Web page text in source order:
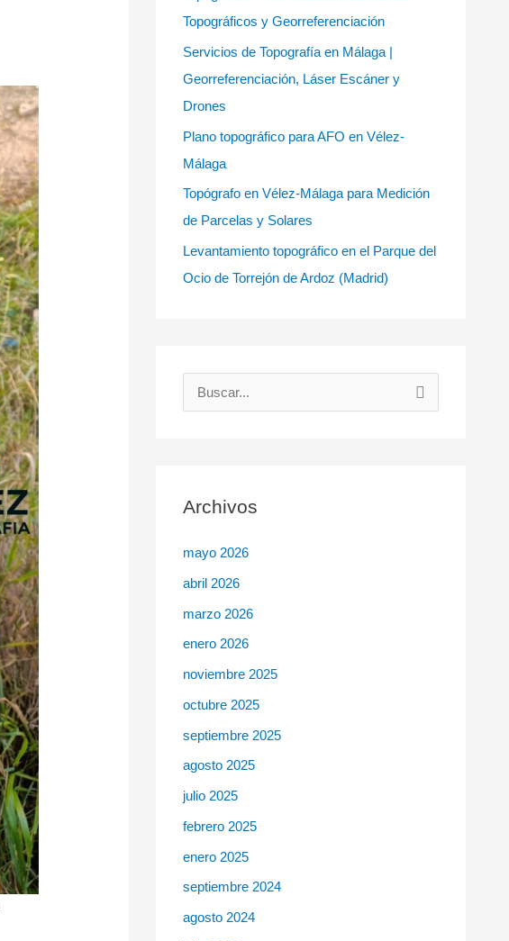
Topográficos y Georreferenciación
Servicios de Topografía en Málaga |
Georreferenciación, Láser Escáner y
Drones
Plano topográfico para AFO en Vélez-
Málaga
Topógrafo en Vélez-Málaga para Medición
de Parcelas y Solares
Levantamiento topográfico en el Parque del
Ocio de Torrejón de Ardoz (Madrid)
a
p
o
r
:
Archivos
mayo 2026
abril 2026
marzo 2026
enero 2026
noviembre 2025
octubre 2025
septiembre 2025
agosto 2025
julio 2025
febrero 2025
enero 2025
septiembre 2024
agosto 2024